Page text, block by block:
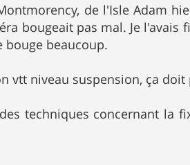
de l'Isle Adam
bougeait pas mal. Je l'avais
bouge beaucoup.
vtt niveau suspension, ça doit
techniques concernant la